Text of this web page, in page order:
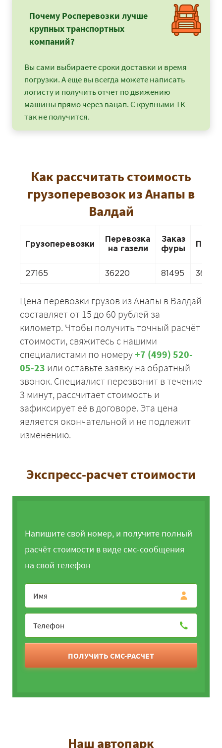
Почему Росперевозки лучше
крупных транспортных
компаний?
Вы сами выбираете сроки доставки и время
погрузки. А еще вы всегда можете написать
логисту и получить отчет по движению
машины прямо через вацап. С крупными ТК
так не получится.
Как рассчитать стоимость
грузоперевозок из Анапы в
Валдай
Грузоперевозки
Перевозка
на газели
Заказ
фуры
27165 36220 81495 36220
Цена перевозки грузов из Анапы в Валдай
составляет от 15 до 60 рублей за
километр. Чтобы получить точный расчёт
стоимости, свяжитесь с нашими
специалистами по номеру+7 (499) 520-
05-23 или оставьте заявку на обратный
звонок. Специалист перезвонит в течение
3 минут, рассчитает стоимость и
зафиксирует её в договоре. Эта цена
является окончательной и не подлежит
изменению.
Экспресс-расчет стоимости
Напишите свой номер, и получите полный
расчёт стоимости в виде смс-сообщения
на свой телефон
ПОЛУЧИТЬ СМС-РАСЧЕТ
Наш автопарк